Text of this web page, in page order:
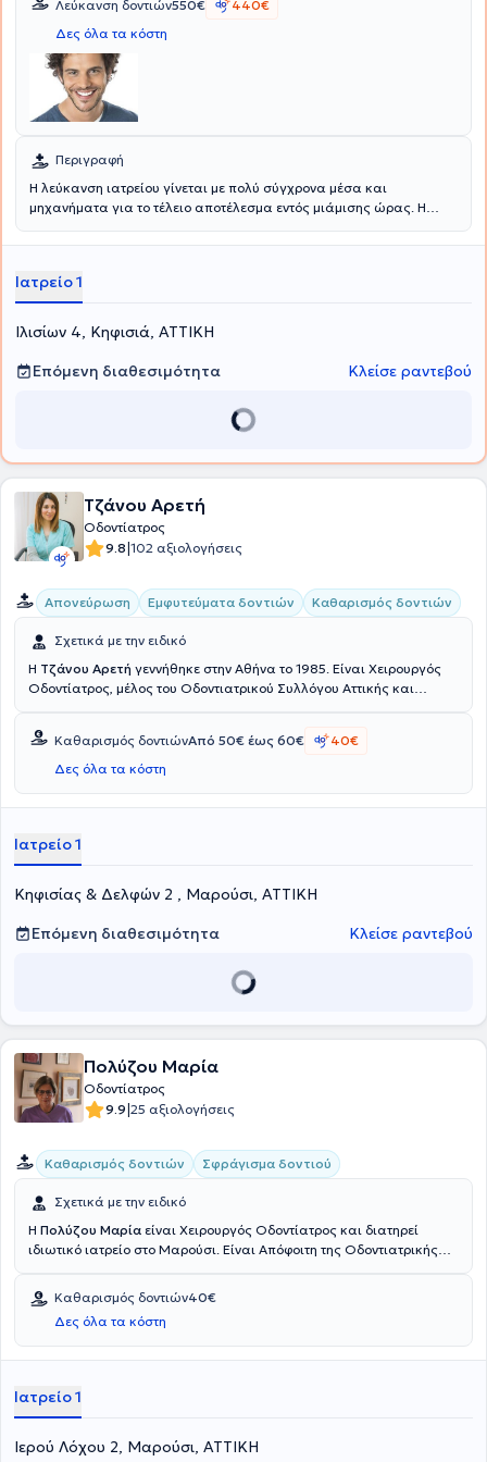
Λεύκανση δοντιών550€
440€
Δες όλα τα κόστη
Περιγραφή
Η λεύκανση ιατρείου γίνεται με πολύ σύγχρονα μέσα και
μηχανήματα για το τέλειο αποτέλεσμα εντός μιάμισης ώρας. Η
λεύκανση απονευρωμένων δοντιών γίνεται στο ιατρείο με 2-3
δόντια, η υποπλασία αδαμάντινης, τα γκρίζα δόντια εξαιτίας
τραύματος και νέκρωσης ή εξαιτίας προϋπάρχουσας
απονεύρωσης κλπ.
Ιατρείο 1
Ιλισίων 4, Κηφισιά, ΑΤΤΙΚΗ
Επόμενη διαθεσιμότητα
Κλείσε ραντεβού
Τζάνου Αρετή
Οδοντίατρος
9.8|102 αξιολογήσεις
Απονεύρωση Εμφυτεύματα δοντιών Καθαρισμός δοντιών
Σχετικά με την ειδικό
Η Τζάνου Αρετή γεννήθηκε στην Αθήνα το 1985. Είναι Χειρουργός
Οδοντίατρος, μέλος του Οδοντιατρικού Συλλόγου Αττικής και
Οδοντιατρικής Σχολής του Εθνικού και Καποδιστριακού
Πανεπιστημίου Αθηνών και έχει προϋπηρεσία συνεργασίας με
ιδιωτικά οδοντιατρεία και οδοντιατρικές κλινικές. Η γιατρός
εξατομικευμένες ανάγκες των ασθενών της [καθαρισμός,
εμφυτεύματα, προσθετική (θήκες, γέφυρες, οδοντοστοιχίες -
μασέλες) και ενδοδοντικές θεραπείες (απονεύρωση). Δέχεται και
έκτακτα περιστατικά, κατόπιν τηλεφωνικής επικοινωνίας.
Καθαρισμός δοντιώνΑπό 50€ έως 60€
40€
Δες όλα τα κόστη
Ιατρείο 1
Κηφισίας & Δελφών 2 , Μαρούσι, ΑΤΤΙΚΗ
Επόμενη διαθεσιμότητα
Κλείσε ραντεβού
Πολύζου Μαρία
Οδοντίατρος
9.9|25 αξιολογήσεις
Καθαρισμός δοντιών Σφράγισμα δοντιού
Σχετικά με την ειδικό
Η Πολύζου Μαρία είναι Χειρουργός Οδοντίατρος και διατηρεί
ιδιωτικό ιατρείο στο Μαρούσι. Είναι Απόφοιτη της Οδοντιατρικής
εξειδικεύτηκε στην Γενική Οδοντιατρική. Είναι μέλος του
Οδοντιατρικού Συλλόγου Αττικής και έχει παρακολουθήσει πλήθος
σεμιναρίων και συνεδρίων σε όλο το φάσμα των οδοντιατρικών
ειδικοτήτων στην Ελλάδα και το εξωτερικό. Είναι εξειδικευμένη στην
Ενδοδοντία.
Καθαρισμός δοντιών40€
Δες όλα τα κόστη
Ιατρείο 1
Ιερού Λόχου 2, Μαρούσι, ΑΤΤΙΚΗ